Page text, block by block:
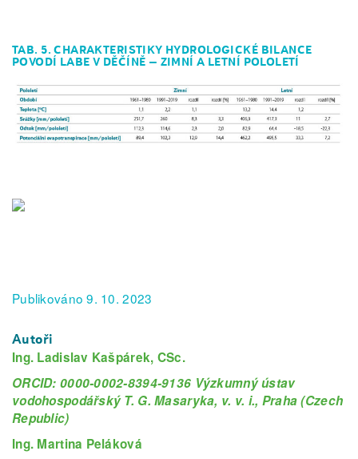
TAB. 5. CHARAKTERISTIKY HYDROLOGICKÉ BILANCE
POVODÍ LABE V DĚČÍNĚ – ZIMNÍ A LETNÍ POLOLETÍ
Publikováno 9. 10. 2023
Autoři
Ing. Ladislav Kašpárek, CSc.
ORCID: 0000-0002-8394-9136 Výzkumný ústav
vodohospodářský T. G. Masaryka, v. v. i., Praha (Czech
Republic)
Ing. Martina Peláková